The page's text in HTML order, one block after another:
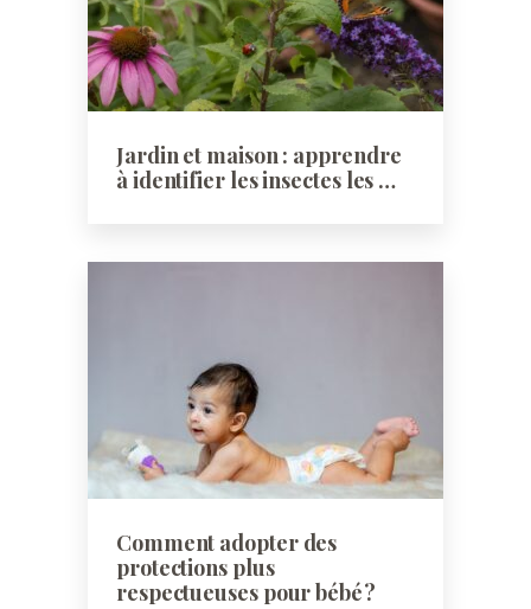
Jardin et maison : apprendre
à identifier les insectes les …
Comment adopter des
protections plus
respectueuses pour bébé ?